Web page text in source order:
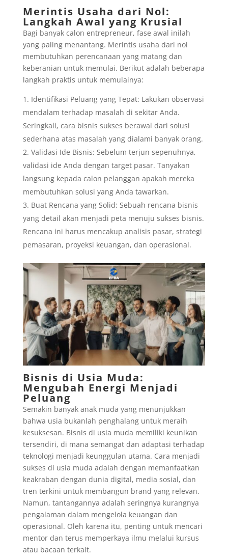
Merintis Usaha dari Nol:
Langkah Awal yang Krusial
Bagi banyak calon entrepreneur, fase awal inilah
yang paling menantang. Merintis usaha dari nol
membutuhkan perencanaan yang matang dan
keberanian untuk memulai. Berikut adalah beberapa
langkah praktis untuk memulainya:
Identifikasi Peluang yang Tepat: Lakukan observasi
mendalam terhadap masalah di sekitar Anda.
Seringkali, cara bisnis sukses berawal dari solusi
sederhana atas masalah yang dialami banyak orang.
Validasi Ide Bisnis: Sebelum terjun sepenuhnya,
validasi ide Anda dengan target pasar. Tanyakan
langsung kepada calon pelanggan apakah mereka
membutuhkan solusi yang Anda tawarkan.
Buat Rencana yang Solid: Sebuah rencana bisnis
yang detail akan menjadi peta menuju sukses bisnis.
Rencana ini harus mencakup analisis pasar, strategi
pemasaran, proyeksi keuangan, dan operasional.
Bisnis di Usia Muda:
Mengubah Energi Menjadi
Peluang
Semakin banyak anak muda yang menunjukkan
bahwa usia bukanlah penghalang untuk meraih
kesuksesan. Bisnis di usia muda memiliki keunikan
tersendiri, di mana semangat dan adaptasi terhadap
teknologi menjadi keunggulan utama. Cara menjadi
sukses di usia muda adalah dengan memanfaatkan
keakraban dengan dunia digital, media sosial, dan
tren terkini untuk membangun brand yang relevan.
Namun, tantangannya adalah seringnya kurangnya
pengalaman dalam mengelola keuangan dan
operasional. Oleh karena itu, penting untuk mencari
mentor dan terus memperkaya ilmu melalui kursus
atau bacaan terkait.